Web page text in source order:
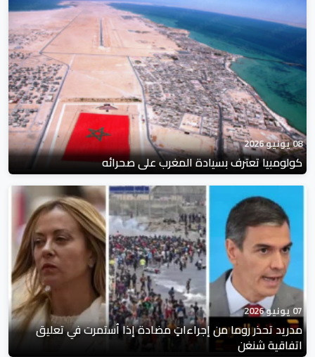
08 يونيو 2026
كولومبيا تعترف بسيادة المغرب على صحرائه
07 يونيو 2026
مدريد تحذر روما من إجراءاتٍ مضادة إذا اُستمرت في تعليق
اتفاقية شنغن